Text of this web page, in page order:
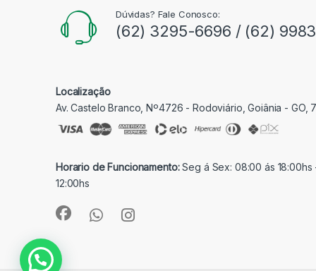
Dúvidas? Fale Conosco:
(62) 3295-6696 / (62)
Localização
Av. Castelo Branco, Nº4726 - Rodoviário, Goiânia - GO,
Horario de Funcionamento:Seg á Sex: 08:00 ás 18:00hs
12:00hs